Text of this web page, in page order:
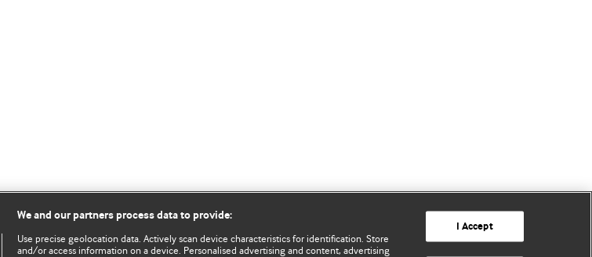
We and our partners process data to provide:
Use precise geolocation data. Actively scan device characteristics for identification. Store
and/or access information on a device. Personalised advertising and content, advertising
I Accept